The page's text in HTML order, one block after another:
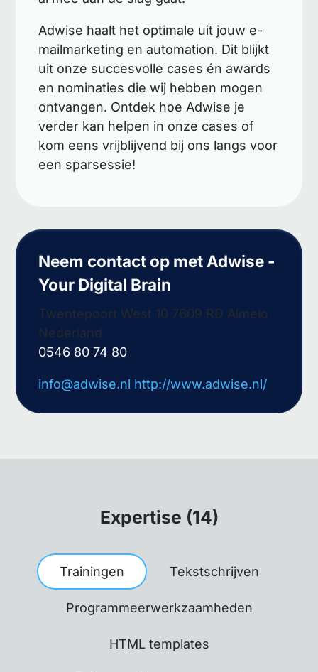
Adwise haalt het optimale uit jouw e-
mailmarketing en automation. Dit blijkt
uit onze succesvolle cases én awards
en nominaties die wij hebben mogen
ontvangen. Ontdek hoe Adwise je
verder kan helpen in onze cases of
kom eens vrijblijvend bij ons langs voor
een sparsessie!
Neem contact op met Adwise -
Your Digital Brain
Twentepoort West 10 7609 RD Almelo
Nederland
0546 80 74 80
info@adwise.nl http://www.adwise.nl/
Expertise (14)
Trainingen Tekstschrijven
Programmeerwerkzaamheden
HTML templates